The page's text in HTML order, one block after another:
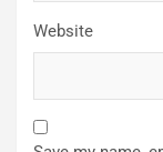
Website